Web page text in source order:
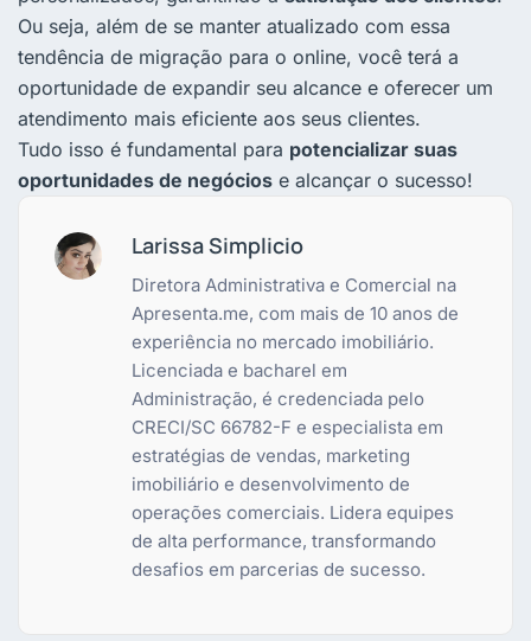
Ou seja, além de se manter atualizado com essa
tendência de migração para o online, você terá a
oportunidade de expandir seu alcance e oferecer um
atendimento mais eficiente aos seus clientes.
Tudo isso é fundamental para potencializar suas
oportunidades de negócios e alcançar o sucesso!
Larissa Simplicio
Diretora Administrativa e Comercial na
Apresenta.me, com mais de 10 anos de
experiência no mercado imobiliário.
Licenciada e bacharel em
Administração, é credenciada pelo
CRECI/SC 66782-F e especialista em
estratégias de vendas, marketing
imobiliário e desenvolvimento de
operações comerciais. Lidera equipes
de alta performance, transformando
desafios em parcerias de sucesso.